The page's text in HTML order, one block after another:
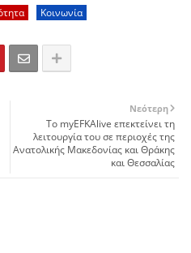
Κοινωνία
Νεότερη
Το myEFKAlive επεκτείνει τη
λειτουργία του σε περιοχές της
Ανατολικής Μακεδονίας και Θράκης
και Θεσσαλίας